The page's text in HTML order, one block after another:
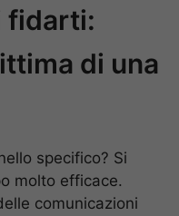
fidarti:
di una
specifico? Si
molto efficace.
comunicazioni